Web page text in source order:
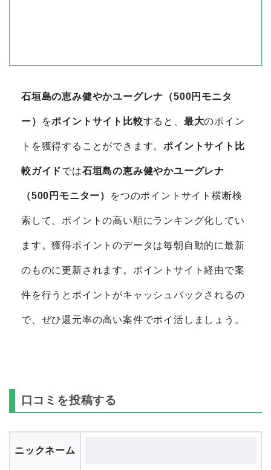
石垣島の恵み健やかユーグレナ（500円モニタ
ー） をポイントサイト比較すると、 最大のポイン
トを獲得することができます。ポイントサイト比
較ガイドでは石垣島の恵み健やかユーグレナ
（500円モニター） をつのポイントサイト横断検
索して、ポイントの高い順にランキング化してい
ます。獲得ポイントのデータは毎朝自動的に最新
のものに更新されます。ポイントサイト経由で案
件を行うとポイントがキャッシュバックされるの
で、ぜひ還元率の高い案件でポイ活しましょう。
口コミを投稿する
ニックネーム